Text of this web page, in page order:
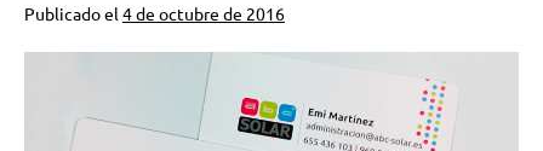
Publicado el 4 de octubre de 2016